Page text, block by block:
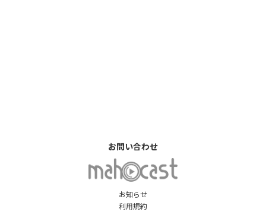
お知らせ
利用規約
お問い合わせ